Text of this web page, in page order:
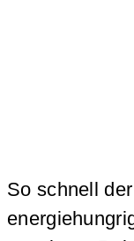
So schnell